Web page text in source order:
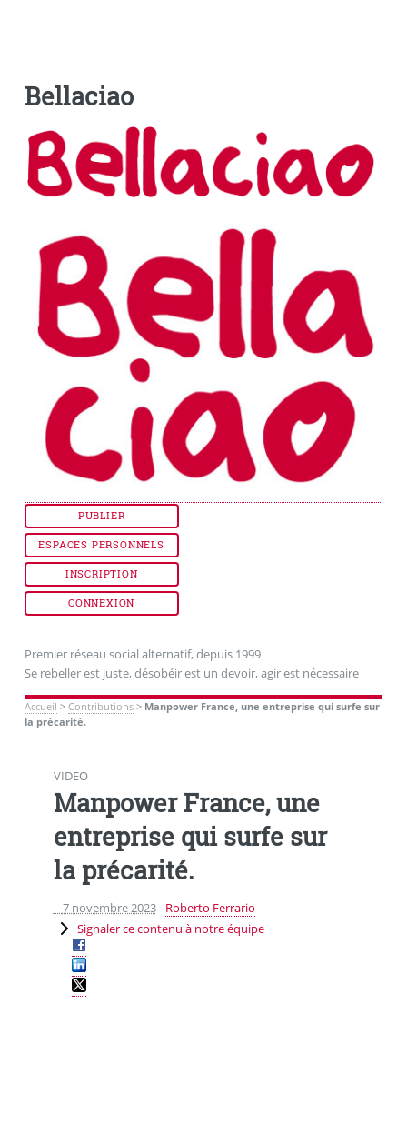
Bellaciao
PUBLIER
ESPACES PERSONNELS
INSCRIPTION
CONNEXION
Premier réseau social alternatif, depuis 1999
Se rebeller est juste, désobéir est un devoir, agir est nécessaire
Accueil > Contributions> Manpower France, une entreprise qui surfe sur
la précarité.
VIDEO
Manpower France, une
entreprise qui surfe sur
la précarité.
7 novembre 2023
Roberto Ferrario
Signaler ce contenu à notre équipe